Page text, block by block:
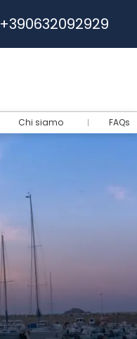
+390632092929
Chi siamo FAQs